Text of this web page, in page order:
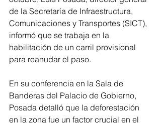
de la Secretaría de Infraestructura,
Comunicaciones y Transportes (SICT),
informó que se trabaja en la
habilitación de un carril provisional
para reanudar el paso.
En su conferencia en la Sala de
Banderas del Palacio de Gobierno,
Posada detalló que la deforestación
en la zona fue un factor crucial en el